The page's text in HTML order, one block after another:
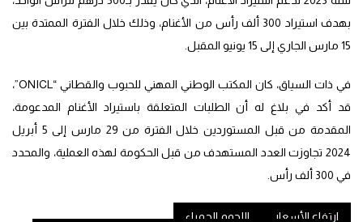
بهدف استيراد 300 ألف رأس من الأغنام، وذلك خلال الفترة الممتدة بين
15 مارس الجاري إلى 15 يونيو المقبل.
في ذات السياق، كان المكتب الوطني المهني للحبوب والقطاني “ONICL”،
قد أكد في بلاغ له أن الطلبات المتعلقة باستيراد الأغنام المدعومة،
المقدمة من قبل المستوردين خلال الفترة من 29 مارس إلى 5 أبريل
2024 تجاوزت العدد المستهدف من قبل الحكومة لهذه العملية، والمحدد
في 300 ألف رأس.
ارتفاع الأسعار اللحوم الحمراء